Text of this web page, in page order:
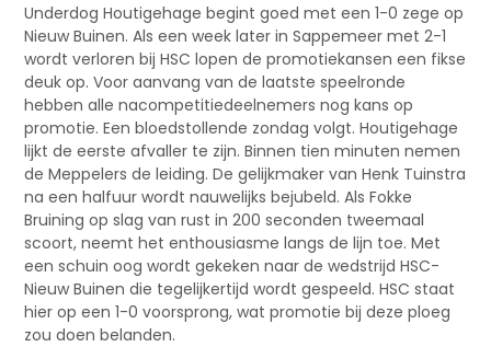
Underdog Houtigehage begint goed met een 1-0 zege op
Nieuw Buinen. Als een week later in Sappemeer met 2-1
wordt verloren bij HSC lopen de promotiekansen een fikse
deuk op. Voor aanvang van de laatste speelronde
hebben alle nacompetitiedeelnemers nog kans op
promotie. Een bloedstollende zondag volgt. Houtigehage
lijkt de eerste afvaller te zijn. Binnen tien minuten nemen
de Meppelers de leiding. De gelijkmaker van Henk Tuinstra
na een halfuur wordt nauwelijks bejubeld. Als Fokke
Bruining op slag van rust in 200 seconden tweemaal
scoort, neemt het enthousiasme langs de lijn toe. Met
een schuin oog wordt gekeken naar de wedstrijd HSC-
Nieuw Buinen die tegelijkertijd wordt gespeeld. HSC staat
hier op een 1-0 voorsprong, wat promotie bij deze ploeg
zou doen belanden.